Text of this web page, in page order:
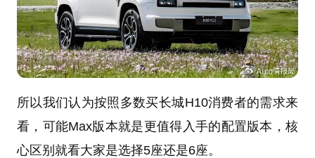
所以我们认为按照多数买长城H10消费者的需求来
看，可能Max版本就是更值得入手的配置版本，核
心区别就看大家是选择5座还是6座。